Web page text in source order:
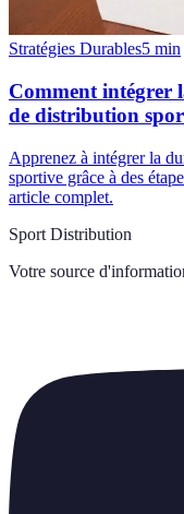
Stratégies Durables5 min
Comment intégrer
de distribution
Apprenez à intégrer la
sportive grâce à des
article complet.
Sport Distribution
Votre source